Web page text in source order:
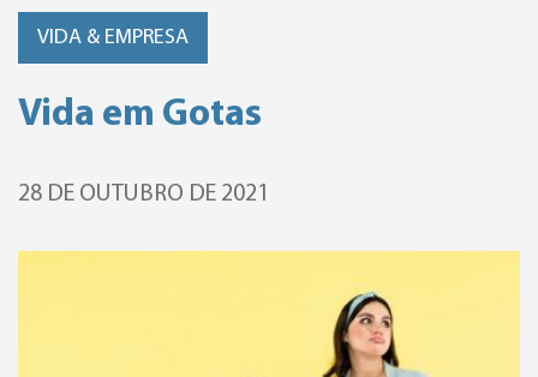
VIDA & EMPRESA
Vida em Gotas
28 DE OUTUBRO DE 2021